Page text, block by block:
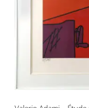
Area revue)s(
Area antic
Valerio